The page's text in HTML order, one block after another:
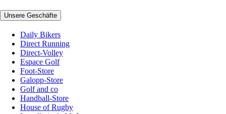
Unsere Geschäfte
Daily Bikers
Direct Running
Direct-Volley
Espace Golf
Foot-Store
Galopp-Store
Golf and co
Handball-Store
House of Rugby